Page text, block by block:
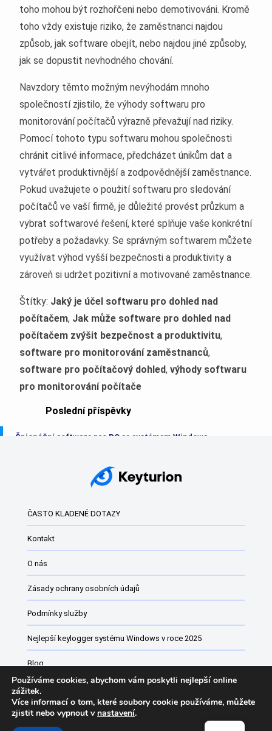
toho mohou být rozhořčeni nebo demotivováni. Kromě
toho vždy existuje riziko, že zaměstnanci najdou
způsob, jak software obejít, nebo najdou jiné způsoby,
jak se dopustit nevhodného chování.
Navzdory těmto možným nevýhodám mnoho
společností zjistilo, že výhody softwaru pro
monitorování počítačů výrazně převažují nad riziky.
Pomocí tohoto typu softwaru mohou společnosti
chránit citlivé informace, předcházet únikům dat a
vytvářet produktivnější a zodpovědnější zaměstnance.
Pokud uvažujete o použití softwaru pro sledování
počítačů ve vaší firmě, je důležité provést průzkum a
vybrat softwarové řešení, které splňuje vaše konkrétní
potřeby a požadavky. Se správným softwarem můžete
využívat výhod vyšší bezpečnosti a produktivity a
zároveň si udržet pozitivní a motivované zaměstnance.
Štítky: Jaký je účel softwaru pro dohled nad
počítačem, Jak může software pro dohled nad
počítačem zvýšit bezpečnost a produktivitu,
software pro monitorování zaměstnanců,
software pro počítačový dohled,výhody softwaru
pro monitorování počítače
Poslední příspěvky
Špionážní software pro PC se systémem Windows
Nejlepší monitorovací software pro Windows
Nejlepší keylogger pro Windows 11 a Windows 10
Windows 11 zdarma keyloggery
Software pro rodičovskou kontrolu pro systém Windows
Software pro monitorování webových stránek vs.
Monitorin...
ČASTO KLADENÉ DOTAZY
Kontakt
O nás
Zásady ochrany osobních údajů
Podmínky služby
Nejlepší keylogger systému Windows v roce 2025
Blog
Software pro sledování zaměstnanců
Keyturion Seznam změn
Používáme cookies, abychom vám poskytli nejlepší online
zážitek.
Více informací o tom, které soubory cookie používáme, můžete
zjistit nebo vypnout v nastavení.